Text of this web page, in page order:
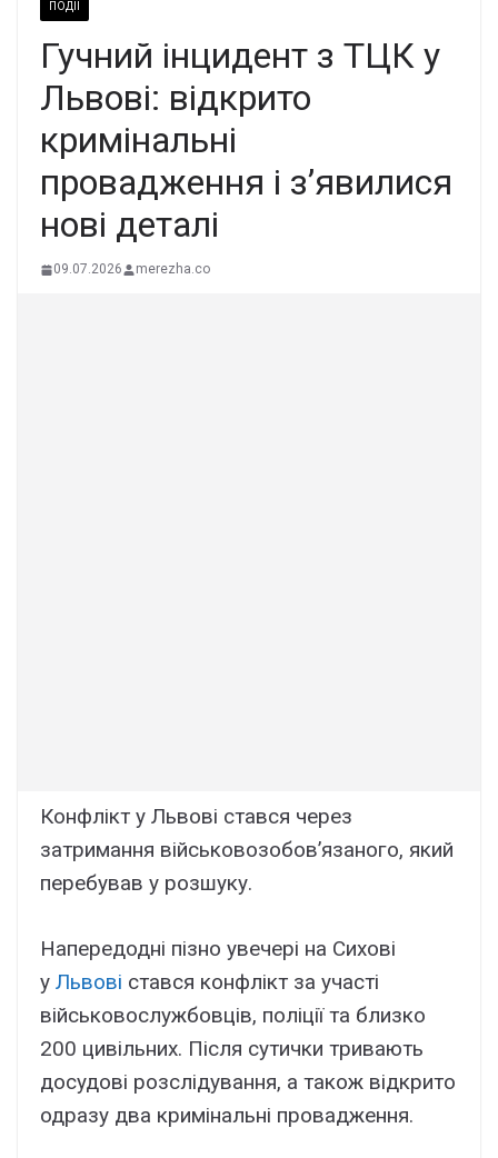
ПОДІЇ
Гучний інцидент з ТЦК у
Львові: відкрито
кримінальні
провадження і з’явилися
нові деталі
09.07.2026 merezha.co
Конфлікт у Львові стався через
затримання військовозобов’язаного, який
перебував у розшуку.
Напередодні пізно увечері на Сихові
у Львові стався конфлікт за участі
військовослужбовців, поліції та близко
200 цивільних. Після сутички тривають
досудові розслідування, а також відкрито
одразу два кримінальні провадження.